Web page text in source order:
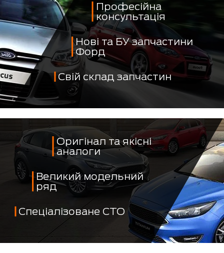
Професійна
консультація
Нові та БУ запчастини
Форд
Свій склад запчастин
Оригінал та якісні
аналоги
Великий модельний
ряд
Спеціалізоване СТО